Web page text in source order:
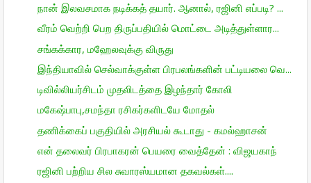
நான் இலவசமாக நடிக்கத் தயார். ஆனால், ரஜினி எப்படி? ...
வீரம் வெற்றி பெற திருப்பதியில் மொட்டை அடித்துள்ளார...
சங்கக்கார, மஹேலவுக்கு விருது
இந்தியாவில் செல்வாக்குள்ள பிரபலங்களின் பட்டியலை வெ...
டிவில்லியர்சிடம் முதலிடத்தை இழந்தார் கோலி
மகேஷ்பாபு,சமந்தா ரசிகர்களிடயே மோதல்
தணிக்கைப் பகுதியில் அரசியல் கூடாது - கமல்ஹாசன்
என் தலைவர் பிரபாகரன் பெயரை வைத்தேன் : விஜயகாந்
ரஜினி பற்றிய சில சுவாரஸ்யமான தகவல்கள்....